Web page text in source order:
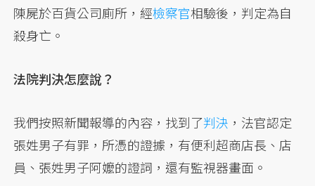
陳屍於百貨公司廁所，經檢察官相驗後，判定為自
殺身亡。
法院判決怎麼說？
我們按照新聞報導的內容，找到了判決 ，法官認定
張姓男子有罪，所憑的證據，有便利超商店長、店
員、張姓男子阿嬤的證詞，還有監視器畫面。